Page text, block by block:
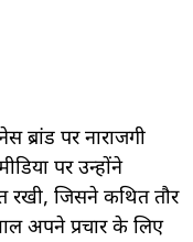
पर नाराजगी
पर उन्होंने
जिसने कथित तौर
अपने प्रचार के लिए